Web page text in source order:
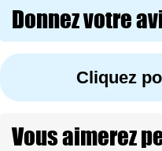
Donnez votre
Cliquez
Vous aimerez